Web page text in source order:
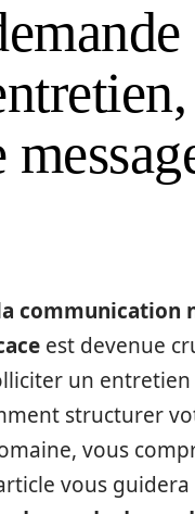
communication
est devenue
un
structurer
vous
vous